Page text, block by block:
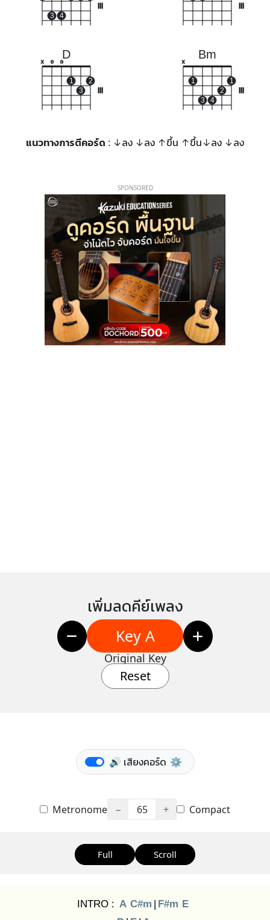
3 4
D
x o o
1
3
2
Bm
x
1
3 4
2
1
แนวทางการตีคอร์ด : ↓ลง ↓ลง ↑ขึ้น ↑ขึ้น↓ลง ↓ลง
SPONSORED
เพิ่มลดคีย์เพลง
Key A
Original Key
Reset
🔊 เสียงคอร์ด ⚙️
Metronome − 65 + Compact
Full Scroll
INTRO : A C#m | F#m E